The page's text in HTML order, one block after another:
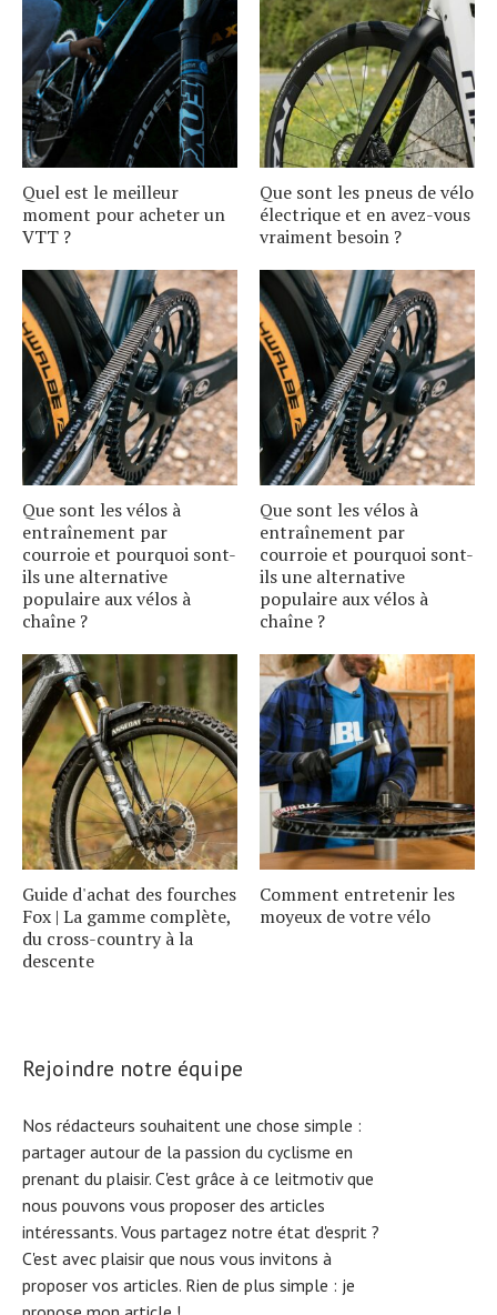
Quel est le meilleur
moment pour acheter un
VTT ?
Que sont les pneus de vélo
électrique et en avez-vous
vraiment besoin ?
Que sont les vélos à
entraînement par
courroie et pourquoi sont-
ils une alternative
populaire aux vélos à
chaîne ?
Que sont les vélos à
entraînement par
courroie et pourquoi sont-
ils une alternative
populaire aux vélos à
chaîne ?
Guide d'achat des fourches
Fox | La gamme complète,
du cross-country à la
descente
Comment entretenir les
moyeux de votre vélo
Rejoindre notre équipe
Nos rédacteurs souhaitent une chose simple :
partager autour de la passion du cyclisme en
prenant du plaisir. C'est grâce à ce leitmotiv que
nous pouvons vous proposer des articles
intéressants. Vous partagez notre état d'esprit ?
C'est avec plaisir que nous vous invitons à
proposer vos articles. Rien de plus simple : je